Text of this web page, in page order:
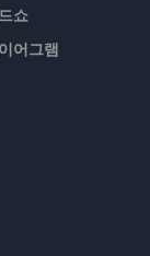
쇼
어그램